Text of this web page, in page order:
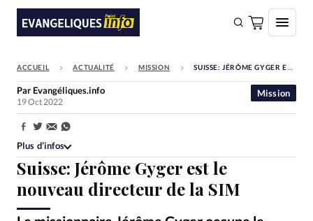
FAIRE UN DON
Faire un don
Eglises
Société
Bible
ACCUEIL ACTUALITÉ MISSION SUISSE: JÉRÔME GYGER EST LE NOUVEAU DIRECTEUR DE LA SIM
Suisse: Jérôme Gyger est le
nouveau directeur de la SIM
Mission
Par Evangéliques.info
19 Oct 2022
Partager:
Plus d’infos